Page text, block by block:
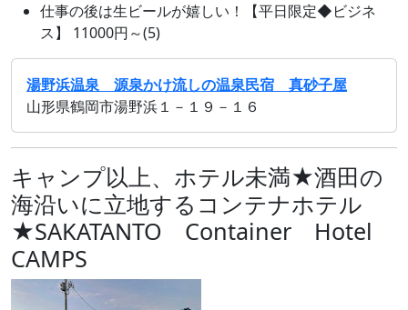
仕事の後は生ビールが嬉しい！【平日限定◆ビジネ
ス】 11000円～(5)
湯野浜温泉 源泉かけ流しの温泉民宿 真砂子屋
山形県鶴岡市湯野浜１－１９－１６
キャンプ以上、ホテル未満★酒田の
海沿いに立地するコンテナホテル
★SAKATANTO Container Hotel
CAMPS